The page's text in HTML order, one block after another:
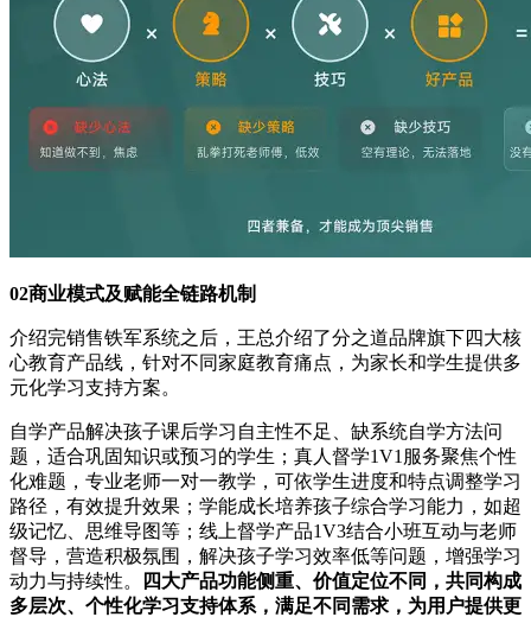
02商业模式及赋能全链路机制
介绍完销售铁军系统之后，王总介绍了分之道品牌旗下四大核
心教育产品线，针对不同家庭教育痛点，为家长和学生提供多
元化学习支持方案。
自学产品解决孩子课后学习自主性不足、缺系统自学方法问
题，适合巩固知识或预习的学生；真人督学1V1服务聚焦个性
化难题，专业老师一对一教学，可依学生进度和特点调整学习
路径，有效提升效果；学能成长培养孩子综合学习能力，如超
级记忆、思维导图等；线上督学产品1V3结合小班互动与老师
督导，营造积极氛围，解决孩子学习效率低等问题，增强学习
动力与持续性。
四大产品功能侧重、价值定位不同，共同构成
多层次、个性化学习支持体系，满足不同需求，为用户提供更